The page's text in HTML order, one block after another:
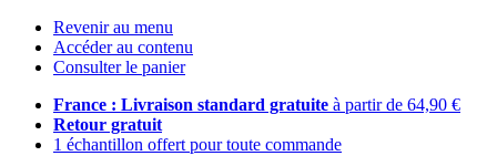
Revenir au menu
Accéder au contenu
Consulter le panier
France : Livraison standard gratuite à partir de 64,90 €
Retour gratuit
1 échantillon offert pour toute commande